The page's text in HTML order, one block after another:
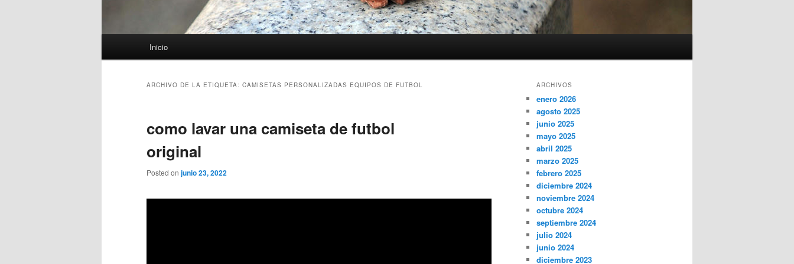
Inicio
ARCHIVO DE LA ETIQUETA: CAMISETAS PERSONALIZADAS EQUIPOS DE FUTBOL
como lavar una camiseta de futbol
original
Posted on junio 23, 2022
ARCHIVOS
enero 2026
agosto 2025
junio 2025
mayo 2025
abril 2025
marzo 2025
febrero 2025
diciembre 2024
noviembre 2024
octubre 2024
septiembre 2024
julio 2024
junio 2024
diciembre 2023